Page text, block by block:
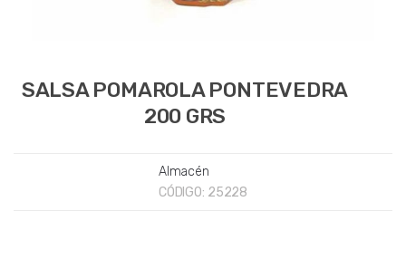
SALSA POMAROLA PONTEVEDRA
200 GRS
Almacén
CÓDIGO: 25228